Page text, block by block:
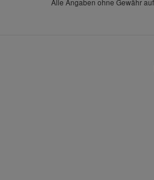
Alle Angaben ohne Gewähr